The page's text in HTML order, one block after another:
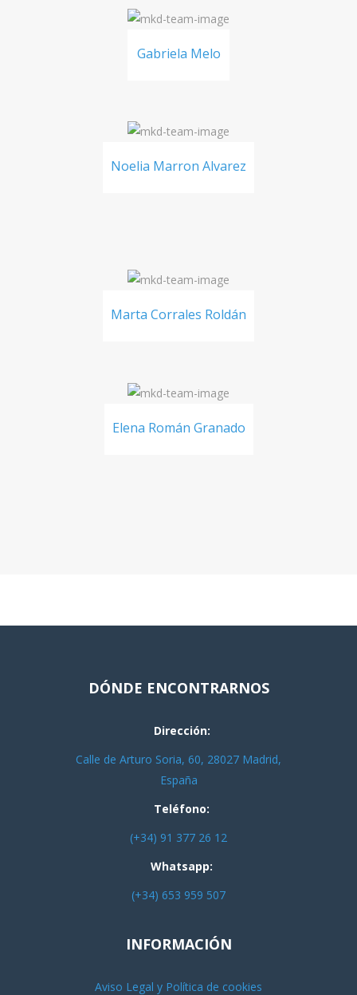
Gabriela Melo
Noelia Marron Alvarez
Marta Corrales Roldán
Elena Román Granado
DÓNDE ENCONTRARNOS
Dirección:
Calle de Arturo Soria, 60, 28027 Madrid,
España
Teléfono:
(+34) 91 377 26 12
Whatsapp:
(+34) 653 959 507
INFORMACIÓN
Aviso Legal y Política de cookies